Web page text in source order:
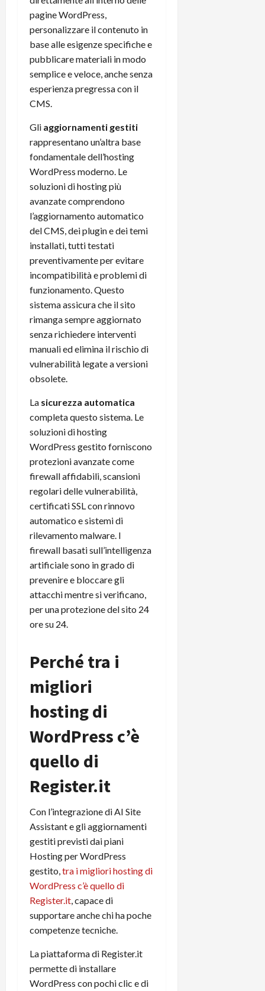
pagine WordPress,
personalizzare il contenuto in
base alle esigenze specifiche e
pubblicare materiali in modo
semplice e veloce, anche senza
esperienza pregressa con il
CMS.
Gli aggiornamenti gestiti
rappresentano un’altra base
fondamentale dell’hosting
WordPress moderno. Le
soluzioni di hosting più
avanzate comprendono
l’aggiornamento automatico
del CMS, dei plugin e dei temi
installati, tutti testati
preventivamente per evitare
incompatibilità e problemi di
funzionamento. Questo
sistema assicura che il sito
rimanga sempre aggiornato
senza richiedere interventi
manuali ed elimina il rischio di
vulnerabilità legate a versioni
obsolete.
La sicurezza automatica
completa questo sistema. Le
soluzioni di hosting
WordPress gestito forniscono
protezioni avanzate come
firewall affidabili, scansioni
regolari delle vulnerabilità,
certificati SSL con rinnovo
automatico e sistemi di
rilevamento malware. I
firewall basati sull’intelligenza
artificiale sono in grado di
prevenire e bloccare gli
attacchi mentre si verificano,
per una protezione del sito 24
ore su 24.​
Perché tra i
migliori
hosting di
WordPress c’è
quello di
Register.it
Con l’integrazione di AI Site
Assistant e gli aggiornamenti
gestiti previsti dai piani
Hosting per WordPress
gestito,tra i migliori hosting di
WordPress c’è quello di
Register.it, capace di
supportare anche chi ha poche
competenze tecniche.​
La piattaforma di Register.it
permette di installare
WordPress con pochi clic e di